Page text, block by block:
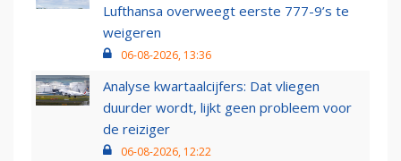
Lufthansa overweegt eerste 777-9’s te
weigeren
06-08-2026, 13:36
Analyse kwartaalcijfers: Dat vliegen
duurder wordt, lijkt geen probleem voor
de reiziger
06-08-2026, 12:22